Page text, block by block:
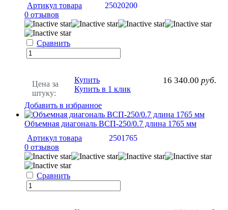
Артикул товара
25020200
0 отзывов
Сравнить
Цена за
штуку:
16 340.00 руб.
Купить
Купить в 1 клик
Добавить в избранное
Объемная диагональ ВСП-250/0.7 длина 1765 мм
Артикул товара
2501765
0 отзывов
Сравнить